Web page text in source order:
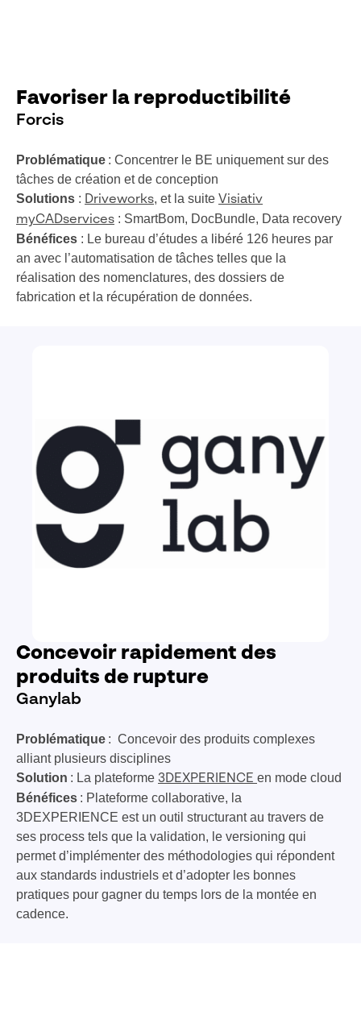
Favoriser la reproductibilité
Forcis
Problématique : Concentrer le BE uniquement sur des
tâches de création et de conception
Solutions : Driveworks, et la suite Visiativ
myCADservices : SmartBom, DocBundle, Data recovery
Bénéfices : Le bureau d’études a libéré 126 heures par
an avec l’automatisation de tâches telles que la
réalisation des nomenclatures, des dossiers de
fabrication et la récupération de données.
Concevoir rapidement des
produits de rupture
Ganylab
Problématique : Concevoir des produits complexes
alliant plusieurs disciplines
Solution : La plateforme 3DEXPERIENCE en mode cloud
Bénéfices : Plateforme collaborative, la
3DEXPERIENCE est un outil structurant au travers de
ses process tels que la validation, le versioning qui
permet d’implémenter des méthodologies qui répondent
aux standards industriels et d’adopter les bonnes
pratiques pour gagner du temps lors de la montée en
cadence.